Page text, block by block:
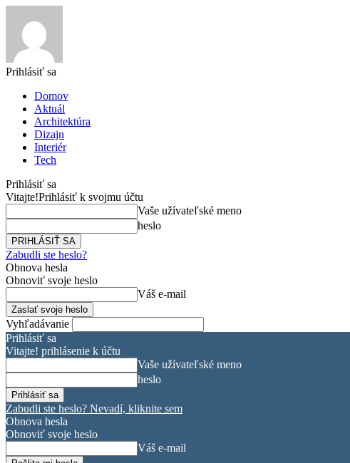
Prihlásiť sa
Domov
Aktuál
Architektúra
Dizajn
Interiér
Tech
Prihlásiť sa
Vitajte!Prihlásiť k svojmu účtu
Vaše užívateľské meno
heslo
Zabudli ste heslo?
Obnova hesla
Obnoviť svoje heslo
Váš e-mail
Vyhľadávanie
Prihlásiť sa
Vitajte! prihlásenie k účtu
Vaše užívateľské meno
heslo
Zabudli ste heslo? Nevadí, kliknite sem
Obnova hesla
Obnoviť svoje heslo
Váš e-mail